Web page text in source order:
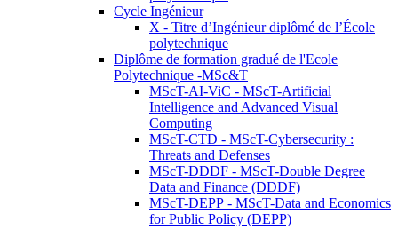
Cycle Ingénieur
X - Titre d’Ingénieur diplômé de l’École
polytechnique
Diplôme de formation gradué de l'Ecole
Polytechnique -MSc&T
MScT-AI-ViC - MScT-Artificial
Intelligence and Advanced Visual
Computing
MScT-CTD - MScT-Cybersecurity :
Threats and Defenses
MScT-DDDF - MScT-Double Degree
Data and Finance (DDDF)
MScT-DEPP - MScT-Data and Economics
for Public Policy (DEPP)